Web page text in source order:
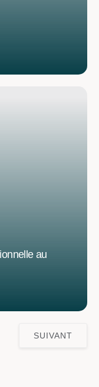
au
SUIVANT